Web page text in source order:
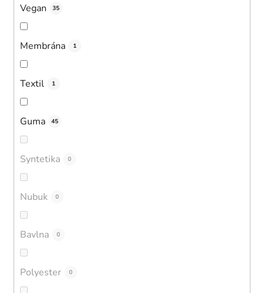
Vegan 35
Membrána 1
Textil 1
Guma 45
Syntetika 0
Nubuk 0
Bavlna 0
Polyester 0